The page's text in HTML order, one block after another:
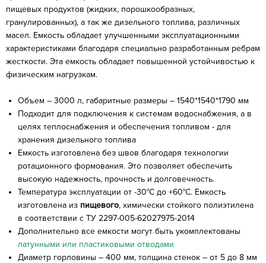
пищевых продуктов (жидких, порошкообразных,
гранулированных), а так же дизельного топлива, различных
масел. Емкость обладает улучшенными эксплуатационными
характеристиками благодаря специально разработанным ребрам
жесткости. Эта емкость обладает повышенной устойчивостью к
физическим нагрузкам.
Объем – 3000 л, габаритные размеры – 1540*1540*1790 мм
Подходит для подключения к системам водоснабжения, а в
целях теплоснабжения и обеспечения топливом - для
хранения дизельного топлива
Емкость изготовлена без швов благодаря технологии
ротационного формования. Это позволяет обеспечить
высокую надежность, прочность и долговечность.
Температура эксплуатации от -30°C до +60°C. Емкость
изготовлена из пищевого, химически стойкого полиэтилена
в соответствии с ТУ 2297-005-62027975-2014
Дополнительно все емкости могут быть укомплектованы
латунными или пластиковыми отводами
Диаметр горловины – 400 мм, толщина стенок – от 5 до 8 мм